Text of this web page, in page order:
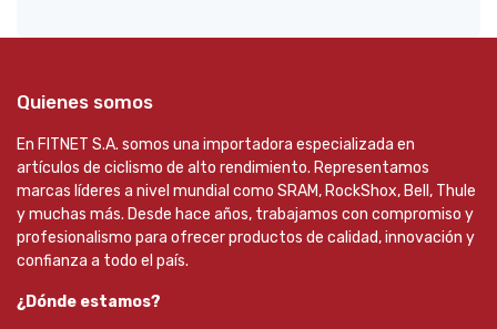
Quienes somos
En FITNET S.A. somos una importadora especializada en
artículos de ciclismo de alto rendimiento. Representamos
marcas líderes a nivel mundial como SRAM, RockShox, Bell, Thule
y muchas más. Desde hace años, trabajamos con compromiso y
profesionalismo para ofrecer productos de calidad, innovación y
confianza a todo el país.
¿Dónde estamos?